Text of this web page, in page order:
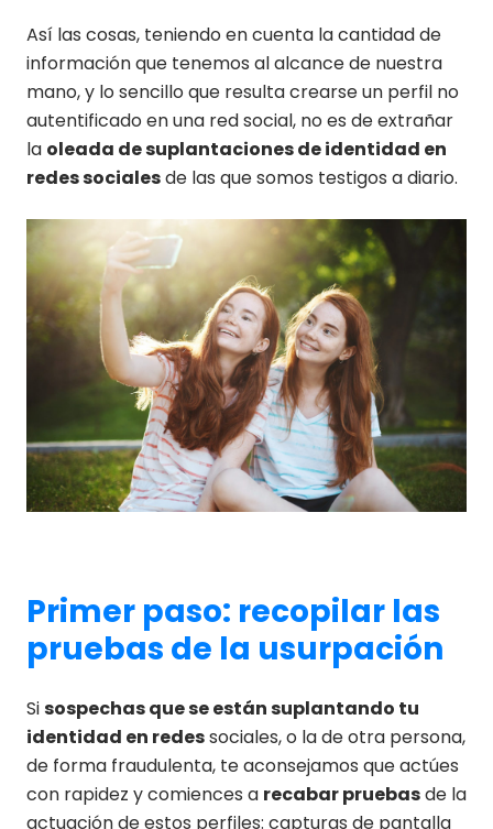
Así las cosas, teniendo en cuenta la cantidad de
información que tenemos al alcance de nuestra
mano, y lo sencillo que resulta crearse un perfil no
autentificado en una red social, no es de extrañar
la oleada de suplantaciones de identidad en
redes socialesde las que somos testigos a diario.
Primer paso: recopilar las
pruebas de la usurpación
Sisospechas que se están suplantando tu
identidad en redessociales, o la de otra persona,
de forma fraudulenta, te aconsejamos que actúes
con rapidez y comiences a recabar pruebasde la
actuación de estos perfiles: capturas de pantalla